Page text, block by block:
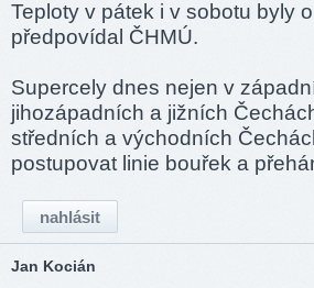
Teploty v pátek i v sobotu byly
předpovídal ČHMÚ.
Supercely dnes nejen v
jihozápadních a jižních
středních a východních
postupovat linie bouřek a
nahlásit
Jan Kocián